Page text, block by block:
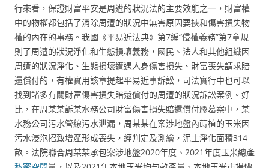
行來看，保證財富平安是周遭的狀況法的主要效能之一，財富權
中的物權都包括了消除周遭的狀況中無害原因要挾和傷害損失物
權的內在的事務。我國《平易近法典》第7編“侵權義務”第7章規
則了周遭的狀況淨化和生態損壞義務，國民、法人和其他組織因
周遭的狀況淨化、生態損壞遭遇人身傷害損失、財富喪失請求賠
還償付的，有權實用該章提起平易近事訴訟，司法實行中也可以
找到諸多有關財富傷害損失賠還償付的周遭的狀況訴訟案例。好
比，在周某某訴某水務公司財富傷害損失賠還償付膠葛案中，某
水務公司污水管線污水泄漏，周某某在案涉地盤內蒔植的玉米因
污水浸泡招致增產形成喪失，經判定及測繪，泥土淨化面積314
畝。法院聯合周某某承包案涉地盤2020年度、2021年度玉米總產